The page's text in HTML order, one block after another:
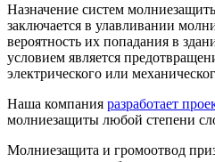
Назначение систем
заключается в улавливании
вероятность их попадания в
условием является
электрического или
Наша компания разработает
молниезащиты любой степени
Молниезащита и громоотвод